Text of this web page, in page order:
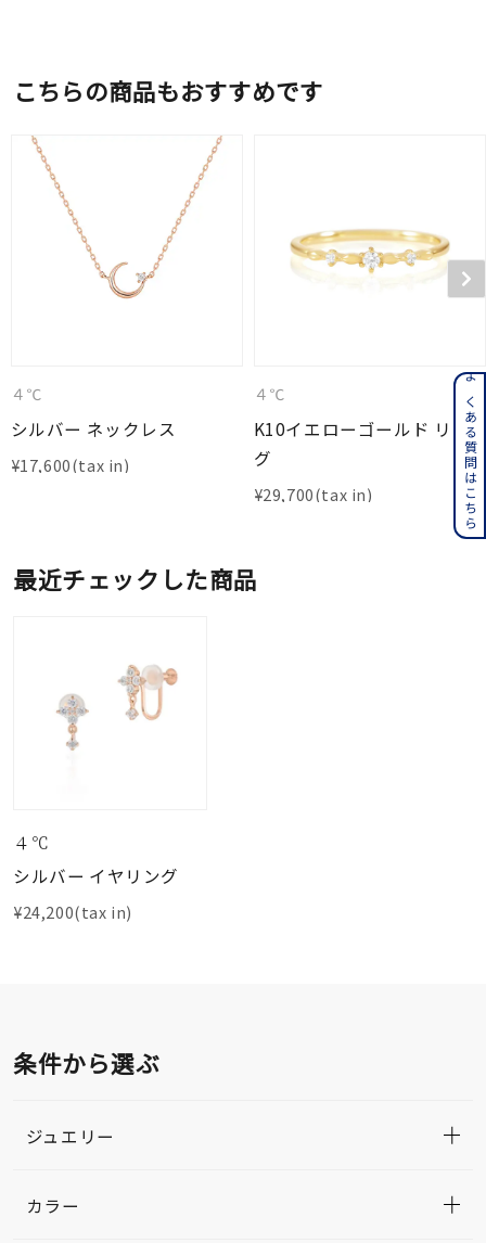
こちらの商品もおすすめです
４℃
シルバー ネックレス
¥17,600
４℃
K10イエローゴールド リン
グ
¥29,700
最近チェックした商品
４℃
シルバー イヤリング
¥24,200(tax in)
条件から選ぶ
ジュエリー
カラー
よくある質問はこちら